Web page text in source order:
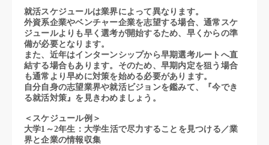
就活スケジュールは業界によって異なります。
外資系企業やベンチャー企業を志望する場合、通常スケ
ジュールよりも早く選考が開始するため、早くからの準
備が必要となります。
また、近年はインターンシップから早期選考ルートへ直
結する場合もあります。そのため、早期内定を狙う場合
も通常より早めに対策を始める必要があります。
自分自身の志望業界や就活ビジョンを鑑みて、『今でき
る就活対策』を見きわめましょう。
＜スケジュール例＞
大学1～2年生：大学生活で尽力することを見つける／業
界と企業の情報収集